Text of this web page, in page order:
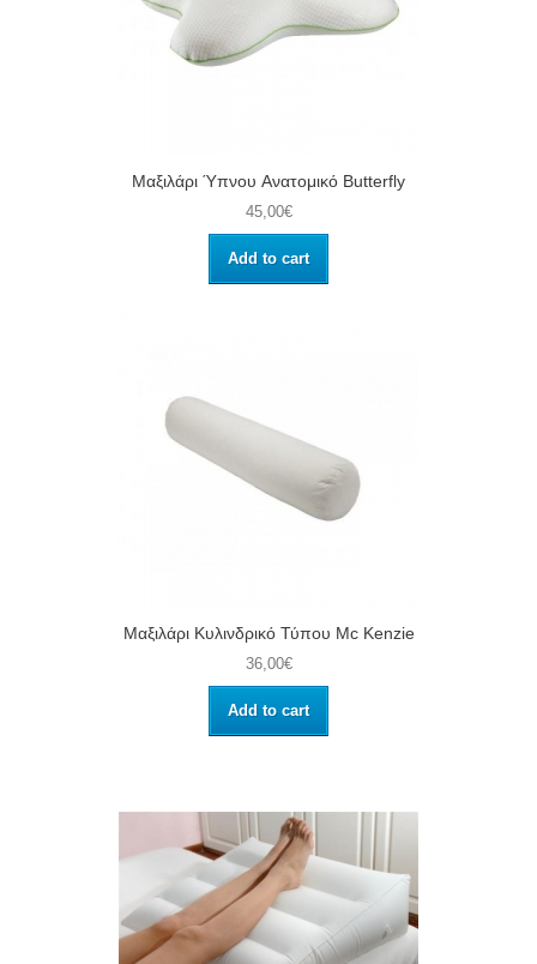
Μαξιλάρι Ύπνου Aνατομικό Butterfly
45,00€
Add to cart
Μαξιλάρι Κυλινδρικό Τύπου Μc Kenzie
36,00€
Add to cart